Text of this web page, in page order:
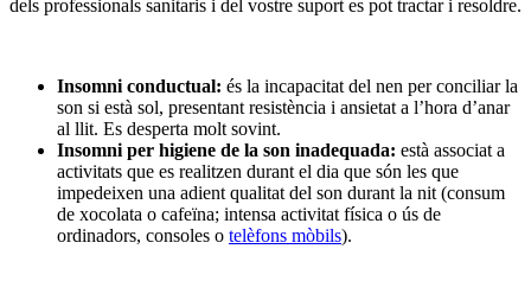
dels professionals sanitaris i del vostre suport es pot tractar i resoldre.
Insomni conductual: és la incapacitat del nen per conciliar la
son si està sol, presentant resistència i ansietat a l’hora d’anar
al llit. Es desperta molt sovint.
Insomni per higiene de la son inadequada: està associat a
activitats que es realitzen durant el dia que són les que
impedeixen una adient qualitat del son durant la nit (consum
de xocolata o cafeïna; intensa activitat física o ús de
ordinadors, consoles o telèfons mòbils).